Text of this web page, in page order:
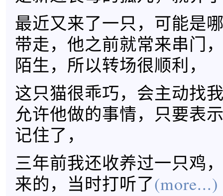
最近又来了一只，可能是
带走，他之前就常来串门
陌生，所以转场很顺利，
这只猫很乖巧，会主动找
允许他做的事情，只要表
记住了，
三年前我还收养过一只鸡
来的，当时打听了(more...)